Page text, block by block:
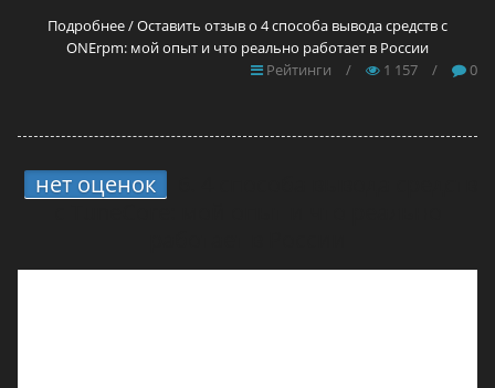
Подробнее / Оставить отзыв о 4 способа вывода средств с
ONErpm: мой опыт и что реально работает в России
Рейтинги
/ 1 157 / 0
нет оценок